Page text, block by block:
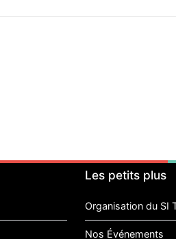
Les petits plus
Organisation du SI
Nos Événements